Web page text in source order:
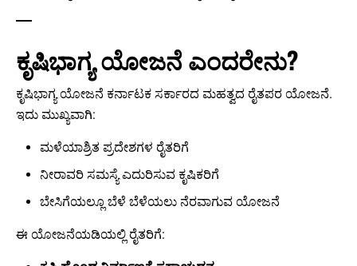
ಕೃಷಿಭಾಗ್ಯ ಯೋಜನೆ ಎಂದರೇನು?
ಕೃಷಿಭಾಗ್ಯ ಯೋಜನೆ ಕರ್ನಾಟಕ ಸರ್ಕಾರದ ಮಹತ್ವದ ರೈತಪರ ಯೋಜನೆ.
ಇದು ಮುಖ್ಯವಾಗಿ:
ಮಳೆಯಾಶ್ರಿತ ಪ್ರದೇಶಗಳ ರೈತರಿಗೆ
ನೀರಾವರಿ ಸಮಸ್ಯೆ ಎದುರಿಸುವ ಕೃಷಿಕರಿಗೆ
ಬೇಸಿಗೆಯಲ್ಲೂ ಬೆಳೆ ಬೆಳೆಯಲು ನೆರವಾಗುವ ಯೋಜನೆ
ಈ ಯೋಜನೆಯಡಿಯಲ್ಲಿ ರೈತರಿಗೆ: